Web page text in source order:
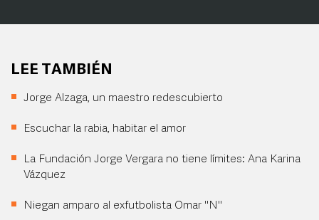
LEE TAMBIÉN
Jorge Alzaga, un maestro redescubierto
Escuchar la rabia, habitar el amor
La Fundación Jorge Vergara no tiene límites: Ana Karina
Vázquez
Niegan amparo al exfutbolista Omar "N"